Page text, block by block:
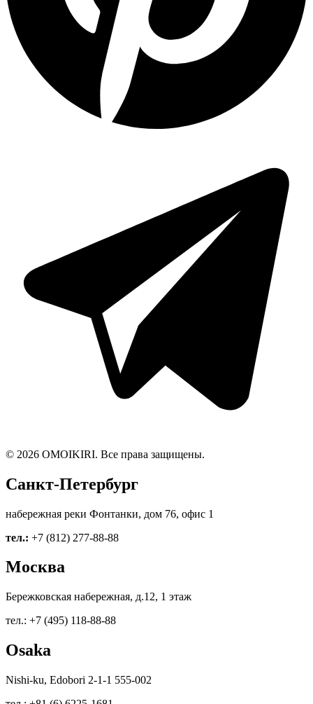
© 2026 OMOIKIRI. Все права защищены.
Санкт-Петербург
набережная реки Фонтанки, дом 76, офис 1
тел.: +7 (812) 277-88-88
Москва
Бережковская набережная, д.12, 1 этаж
тел.: +7 (495) 118-88-88
Osaka
Nishi-ku, Edobori 2-1-1 555-002